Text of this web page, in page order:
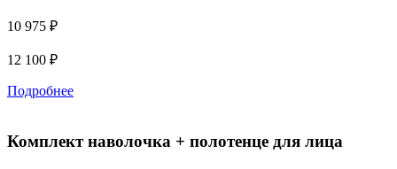
10 975 ₽
12 100 ₽
Подробнее
Комплект наволочка + полотенце для лица